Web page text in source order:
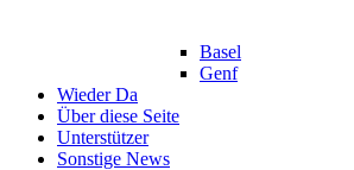
Basel
Genf
Wieder Da
Über diese Seite
Unterstützer
Sonstige News